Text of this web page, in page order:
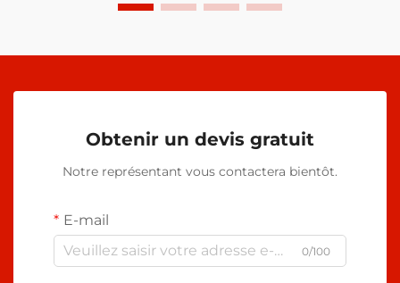
Obtenir un devis gratuit
Notre représentant vous contactera bientôt.
E-mail
0/100